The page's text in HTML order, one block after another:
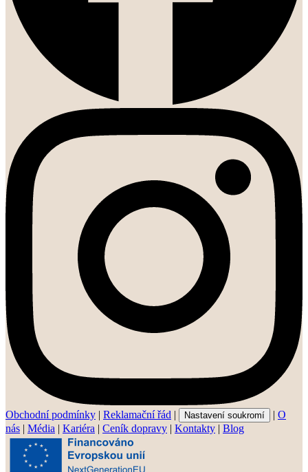
Obchodní podmínky | Reklamační řád | Nastavení soukromí | O
nás | Média | Kariéra | Ceník dopravy | Kontakty | Blog